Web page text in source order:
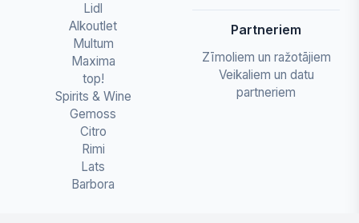
Lidl
Alkoutlet
Multum
Maxima
top!
Spirits & Wine
Gemoss
Citro
Rimi
Lats
Barbora
Partneriem
Zīmoliem un ražotājiem
Veikaliem un datu
partneriem